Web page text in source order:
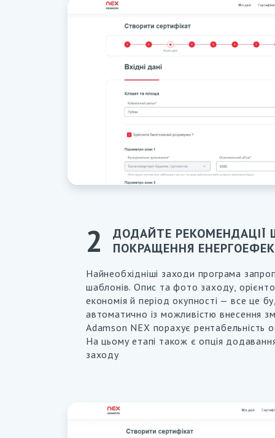
ДОДАЙТЕ
ПОКРАЩЕННЯ
Найнеобхідніші заходи програма
шаблонів. Опис та фото заходу,
економія й період окупності — все це
автоматично із можливістю внесення
Adamson NEX порахує рентабельність
На цьому етапі також є опція
заходу